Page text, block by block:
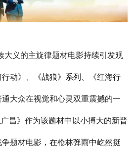
大义的主旋律题材电影持续引发观
动》、《战狼》系列、《红海行
大众在视觉和心灵双重震撼的一
昌》作为该题材中以小搏大的新晋
题材电影，在枪林弹雨中屹然挺